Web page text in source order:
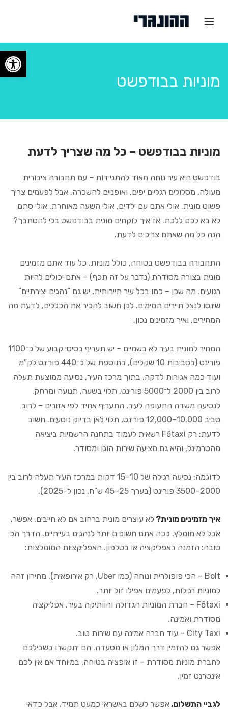
מוניות בבודפשט
מוניות בבודפשט – כל מה שצריך לדעת
בודפשט היא עיר נוחה מאוד להתניידות – עם תחבורה ציבורית
מעולה, מסלולים רגליים יפים, ואופניים להשכרה. אבל לפעמים צריך
פשוט מונית. אולי אתם עם ילדים, אולי השעה מאוחרת, אולי סתם
לא בא לכם ללכת. אז איך לוקחים מונית בבודפשט בלי להסתבך?
הנה כל מה שאתם צריכים לדעת.
התחבורה בבודפשט בטוחה, כולל מוניות. כל עוד אתם מזמינים
מונית בצורה מסודרת (נדבר על זה תכף) – אתם יכולים להיות
רגועים. מה שכן – כמו בכל עיר תיירותית, יש גם “נהגים יצירתיים”
שינסו לנצל תיירים תמימים. לכן חשוב להכיר את הכללים, לדעת מה
המחירים, ואיך מזמינים נכון.
המחיר למונית בעיר לא בשמיים – יש תעריף בסיסי קבוע של כ־1100
פורינט (בסביבות 10 שקלים), בתוספת של כ־440 פורינט לק”מ
ועוד כמה אגורות לדקה. בתוך מרכז העיר, נסיעה ממוצעת תעלה
לרוב בין 2000 ל־5000 פורינט, תלוי בשעה, תנועה ומרחק.
לנסיעה משדה התעופה לעיר, התעריף אחיד לפי אזורים – לרוב
סביב 10,000–12,000 פורינט, תלוי לאן בדיוק נוסעים. חשוב
לדעת: רק Főtaxi רשאית לעמוד בתחנה הרשמיות ביציאה
מהטרמינל, והיא גם מציעה שירות הוגן ומסודר.
לדוגמה: נסיעה רגילה של 10–15 דקות במרכז העיר תעלה לרוב בין
2000–3500 פורינט (בערך 25–45 ש”ח, נכון ל-2025).
איך מזמינים מונית? לא עוצרים מונית ברחוב אם לא חייבים. אפשר,
אבל לא מומלץ. ככה אתם חשופים יותר לנהגים בעייתיים. הדרך הכי
טובה: הזמנה באפליקציה או בטלפון. האפליקציות המומלצות:
Bolt – הכי פופולרית ונוחה (כמו Uber, רק אירופאית). מחירון זהה
למוניות רגילות, לפעמים אפילו זול יותר.
Főtaxi – חברת המוניות הגדולה והוותיקה בעיר. אפליקציה
מסודרת ואמינה.
City Taxi – עוד חברה אמינה עם שירות טוב.
אפשר גם להזמין דרך המלון או מסעדה. הם יתקשרו בשבילכם
לחברת מוניות מסודרת – זו אופציה בטוחה, במיוחד אם אין לכם
אינטרנט זמין.
לגביי התשלום, אפשר לשלם באשראי כמעט תמיד. אבל כדאי